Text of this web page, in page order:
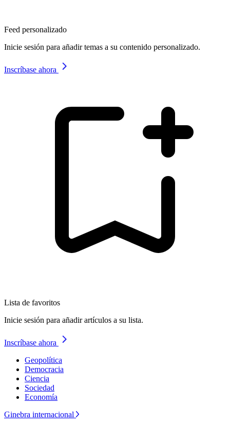
Feed personalizado
Inicie sesión para añadir temas a su contenido personalizado.
Inscríbase ahora
Lista de favoritos
Inicie sesión para añadir artículos a su lista.
Inscríbase ahora
Geopolítica
Democracia
Ciencia
Sociedad
Economía
Ginebra internacional